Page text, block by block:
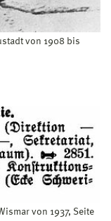
von 1908 bis
von 1937, Seite